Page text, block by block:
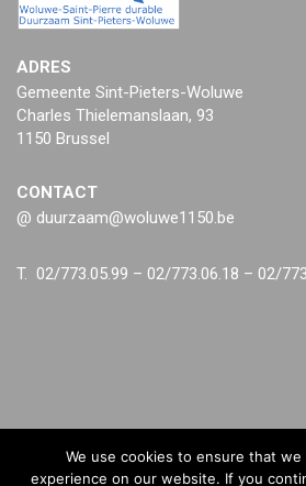
ADRES
Gemeente Sint-Pieters-Woluwe
Charles Thielemanslaan, 93
1150 Brussel
CONTACT
@ duurzaam@woluwe1150.be
T. 02/773.05.99 – 02/773.06.18 – 02/
We use cookies to ensure that
experience on our website. If you